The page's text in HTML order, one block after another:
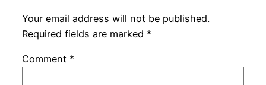
Your email address will not be published.
Required fields are marked *
Comment *